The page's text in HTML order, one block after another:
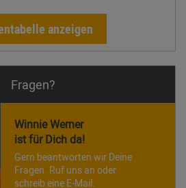
anzeigen
Fragen?
Winnie Werner
ist für Dich da!
Gern beantworten wir Deine
Fragen. Ruf uns an oder
schreib eine E-Mail.